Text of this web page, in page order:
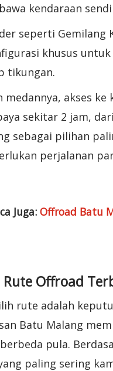
kendaraan
seperti Gemilang
khusus
tikungan.
medannya, akses
sekitar 2 jam,
sebagai pilihan
perjalanan
Juga: Offroad Batu
Rute Offroad
rute adalah
Batu Malang
pula.
paling sering